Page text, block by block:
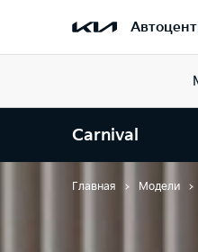
Carnival
Главная Модели